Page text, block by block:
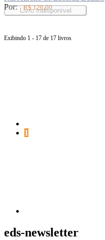
Por:
R$ 126,00
Livro Indisponível
Exibindo 1 - 17 de 17 livros
Página
1
eds-newsletter